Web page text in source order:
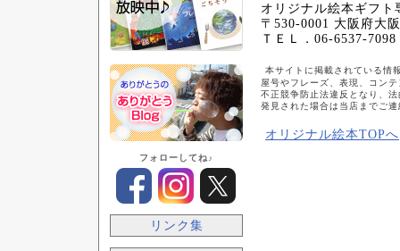
フォローしてね♪
リンク集
オリジナル絵本ギフ
〒530-0001 大阪府大
ＴＥＬ．06-6537-
本サイトに掲載されている情
屋号やフレーズ、表現、コン
不正競争防止法違反となり、
発見された場合は当店までご
オリジナル絵本TOPへ